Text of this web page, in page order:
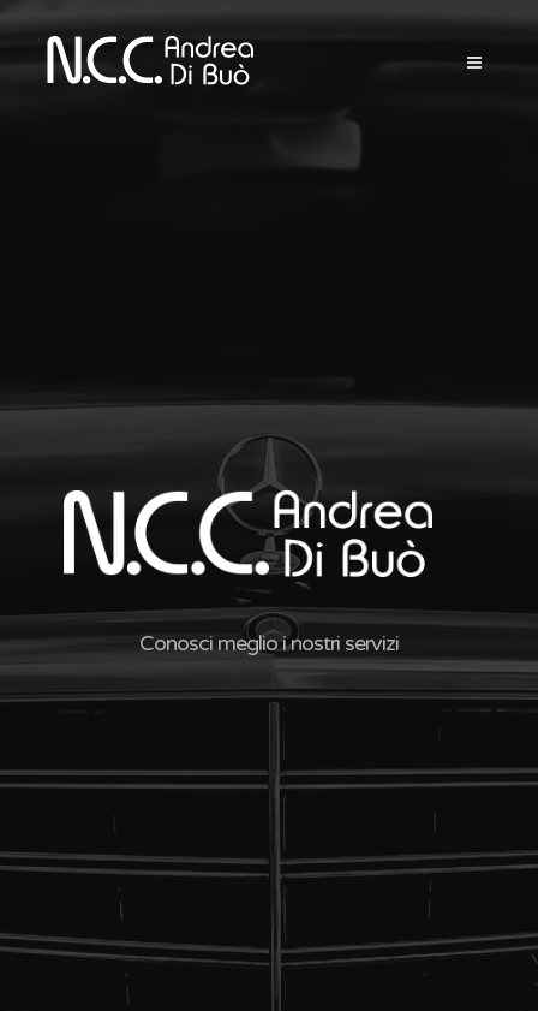
Conosci meglio i nostri servizi